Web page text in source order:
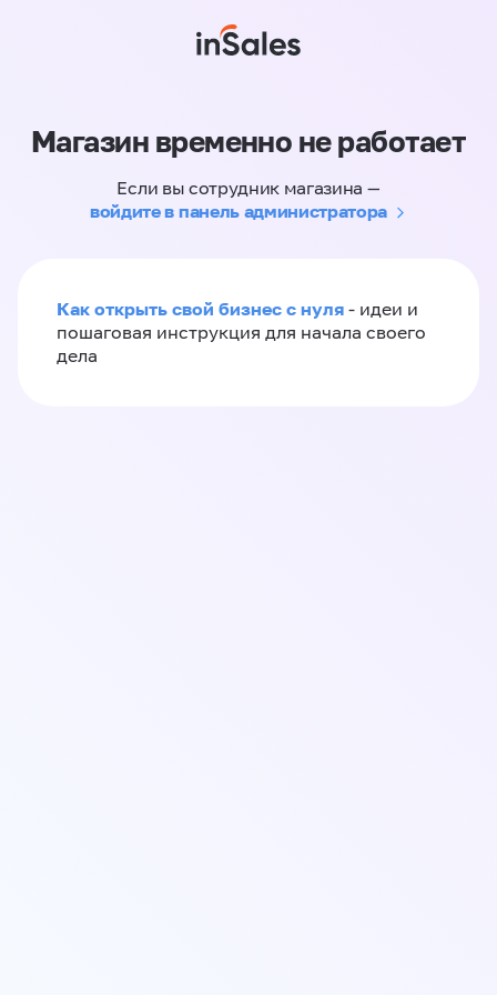
Магазин временно не работает
Если вы сотрудник магазина —
войдите в панель администратора
Как открыть свой бизнес с нуля - идеи и
пошаговая инструкция для начала своего
дела